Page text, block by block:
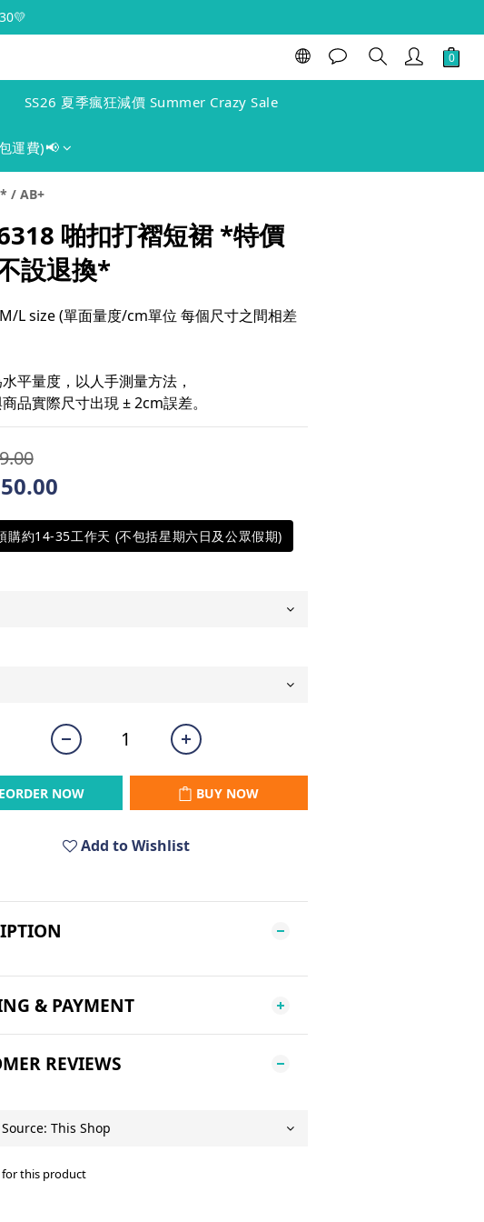
SS26 夏季瘋狂減價 Summer Crazy Sale
運費)📢
/ AB+
啪扣打褶短裙 *特價
設退換*
L size (單面量度/cm單位 每個尺寸之間相差
平量度，以人手測量方法，
品實際尺寸出現 ± 2cm誤差。
購約14-35工作天 (不包括星期六日及公眾假期)
NOW BUY NOW
Add to Wishlist
& PAYMENT
REVIEWS
for this product
BUY NOW